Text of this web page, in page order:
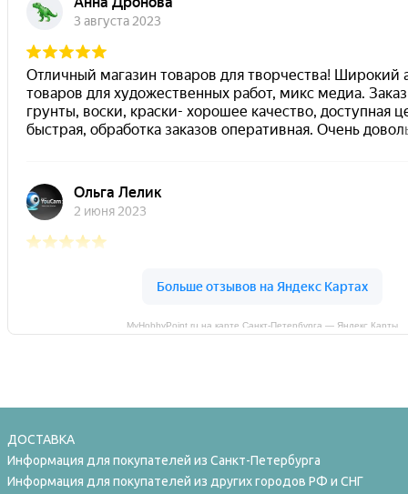
MyHobbyPoint.ru на карте Санкт‑Петербурга — Яндекс Карты
ДОСТАВКА
Информация для покупателей из Санкт-Петербурга
Информация для покупателей из других городов РФ и СНГ